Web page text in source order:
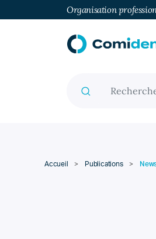
Organisation
Accueil > Publications >